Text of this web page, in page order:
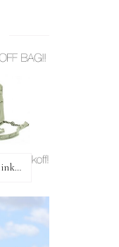
GIVEAWAY: Rebecca Minkoff Bag!